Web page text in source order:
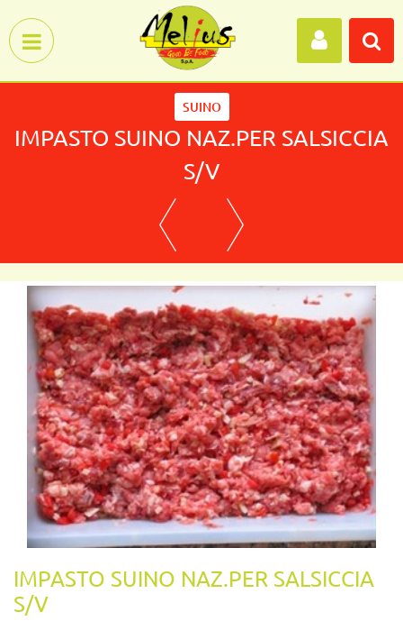
SUINO
IMPASTO SUINO NAZ.PER SALSICCIA
S/V
IMPASTO SUINO NAZ.PER SALSICCIA
S/V